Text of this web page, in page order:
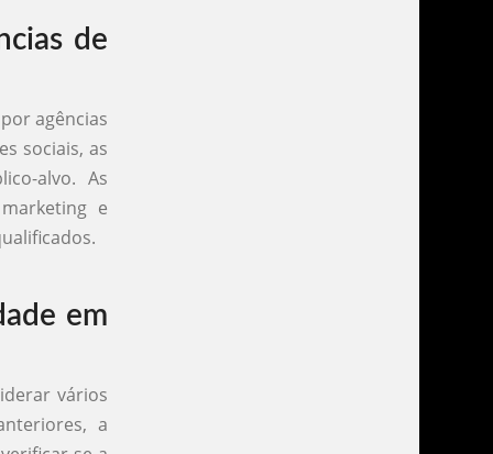
de
agências
sociais, as
alvo. As
e
em
vários
a